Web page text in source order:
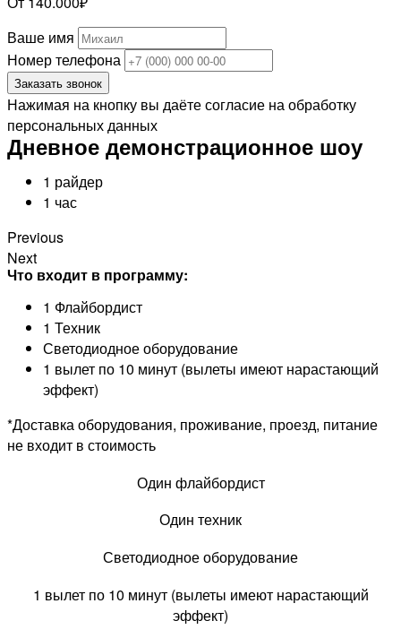
Ваше имя
Номер телефона
Заказать звонок
Нажимая на кнопку вы даёте согласие на обработку
персональных данных
Дневное демонстрационное шоу
1 райдер
1 час
Previous
Next
Что входит в программу:
1 Флайбордист
1 Техник
Светодиодное оборудование
1 вылет по 10 минут (вылеты имеют нарастающий
эффект)
*Доставка оборудования, проживание, проезд, питание
не входит в стоимость
Один флайбордист
Один техник
Светодиодное оборудование
1 вылет по 10 минут (вылеты имеют нарастающий
эффект)